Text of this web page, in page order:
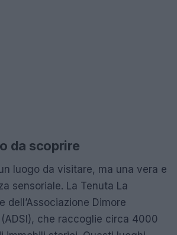
da scoprire
luogo da visitare, ma una vera e
sensoriale. La Tenuta La
dell’Associazione Dimore
che raccoglie circa 4000